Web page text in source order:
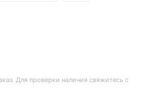
Для проверки наличия свяжитесь с